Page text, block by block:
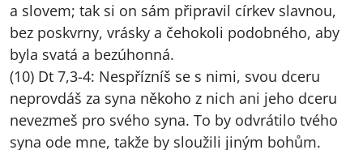
a slovem; tak si on sám připravil církev slavnou,
bez poskvrny, vrásky a čehokoli podobného, aby
byla svatá a bezúhonná.
(10) Dt 7,3-4: Nespřízníš se s nimi, svou dceru
neprovdáš za syna někoho z nich ani jeho dceru
nevezmeš pro svého syna. To by odvrátilo tvého
syna ode mne, takže by sloužili jiným bohům.